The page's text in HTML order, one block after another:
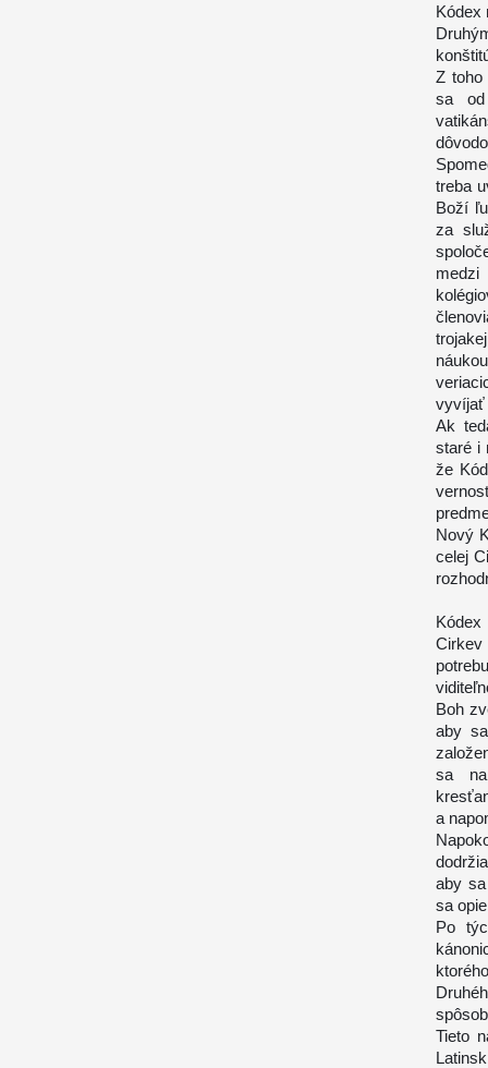
Kódex
Z toho
sa od
treba
Boží
za
vyvíjať
Ak
staré i
že
Nový
celej
Boh
aby
sa
a
aby
sa
Po
Tieto